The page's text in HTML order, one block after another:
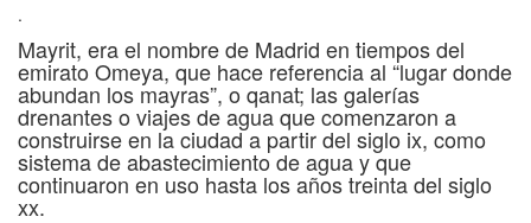
.
Mayrit, era el nombre de Madrid en tiempos del
emirato Omeya, que hace referencia al “lugar donde
abundan los mayras”, o qanat; las galerías
drenantes o viajes de agua que comenzaron a
construirse en la ciudad a partir del siglo ix, como
sistema de abastecimiento de agua y que
continuaron en uso hasta los años treinta del siglo
xx.